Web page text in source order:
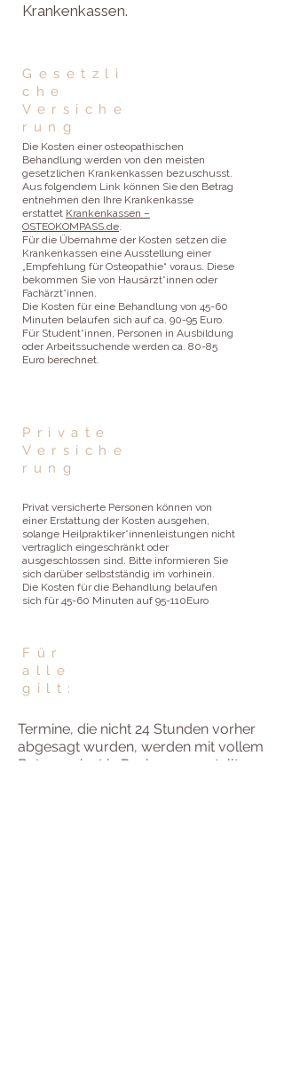
Krankenkassen.
Gesetzli
che
Versiche
rung
Die Kosten einer osteopathischen
Behandlung werden von den meisten
gesetzlichen Krankenkassen bezuschusst.
Aus folgendem Link können Sie den Betrag
entnehmen den Ihre Krankenkasse
erstattet Krankenkassen –
OSTEOKOMPASS.de.
Für die Übernahme der Kosten setzen die
Krankenkassen eine Ausstellung einer
„Empfehlung für Osteopathie“ voraus. Diese
bekommen Sie von Hausärzt*innen oder
Fachärzt*innen.
Die Kosten für eine Behandlung von 45-60
Minuten belaufen sich auf ca. 90-95 Euro.
Für Student*innen, Personen in Ausbildung
oder Arbeitssuchende werden ca. 80-85
Euro berechnet.
Private
Versiche
rung
Privat versicherte Personen können von
einer Erstattung der Kosten ausgehen,
solange Heilpraktiker*innenleistungen nicht
vertraglich eingeschränkt oder
ausgeschlossen sind. Bitte informieren Sie
sich darüber selbstständig im vorhinein.
Die Kosten für die Behandlung belaufen
sich für 45-60 Minuten auf 95-110Euro
Für
alle
gilt:
Termine, die nicht 24 Stunden vorher
abgesagt wurden, werden mit vollem
Betrag privat in Rechnung gestellt.